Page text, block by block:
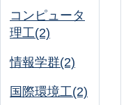
コンピュータ
理工(2)
情報学群(2)
国際環境工(2)